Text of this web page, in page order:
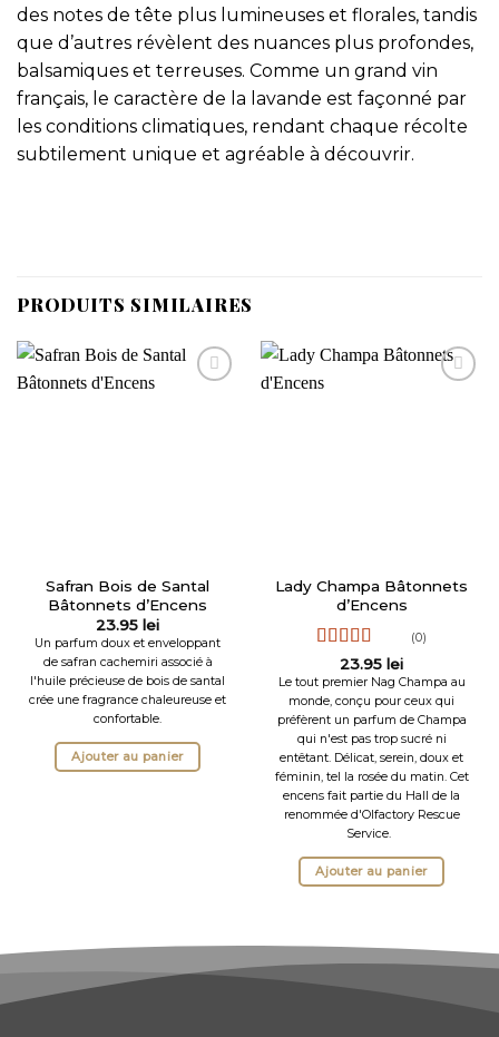
des notes de tête plus lumineuses et florales, tandis
que d’autres révèlent des nuances plus profondes,
balsamiques et terreuses. Comme un grand vin
français, le caractère de la lavande est façonné par
les conditions climatiques, rendant chaque récolte
subtilement unique et agréable à découvrir.
PRODUITS SIMILAIRES
Safran Bois de Santal
Bâtonnets d’Encens
23.95 lei
Un parfum doux et enveloppant
de safran cachemiri associé à
l'huile précieuse de bois de santal
crée une fragrance chaleureuse et
confortable.
Ajouter au panier
Lady Champa Bâtonnets
d’Encens
Note5sur 5
(0)
23.95 lei
Le tout premier Nag Champa au
monde, conçu pour ceux qui
préfèrent un parfum de Champa
qui n'est pas trop sucré ni
entêtant. Délicat, serein, doux et
féminin, tel la rosée du matin. Cet
encens fait partie du Hall de la
renommée d'Olfactory Rescue
Service.
Ajouter au panier